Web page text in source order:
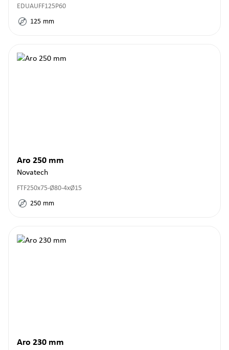
EDUAUFF125P60
125 mm
Aro 250 mm
Novatech
FTF250x75-Ø80-4xØ15
250 mm
Aro 230 mm